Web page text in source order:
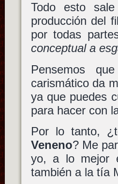
Todo esto
producción del
por todas
conceptual a
Pensemos
carismático da
ya que puedes
para hacer con
Por lo tanto,
Veneno? Me
yo, a lo mejor
también a la tía